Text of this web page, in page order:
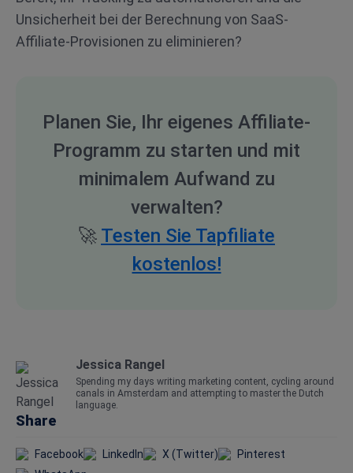
Unsicherheit bei der Berechnung von SaaS-
Affiliate-Provisionen zu eliminieren?
Planen Sie, Ihr eigenes Affiliate-
Programm zu starten und mit
minimalem Aufwand zu
verwalten?
🚀 Testen Sie Tapfiliate
kostenlos!
Jessica Rangel
Spending my days writing marketing content, cycling around
canals in Amsterdam and attempting to master the Dutch
language.
Share
Facebook LinkedIn X (Twitter)
Pinterest